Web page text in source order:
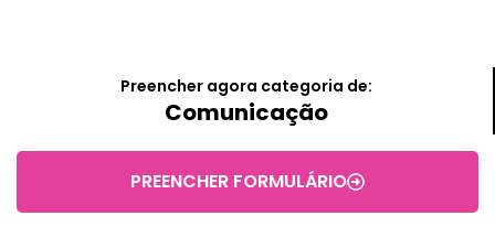
Preencher agora categoria de:
Comunicação
PREENCHER FORMULÁRIO